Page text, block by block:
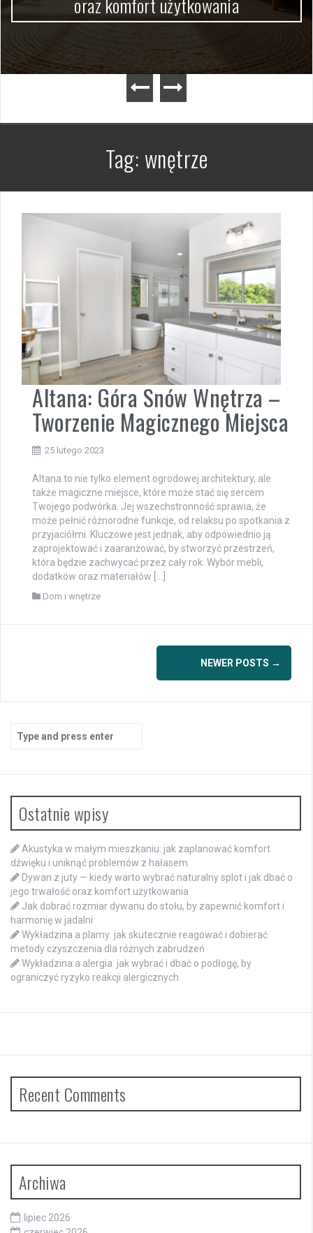
Tag: wnętrze
Altana: Góra Snów Wnętrza –
Tworzenie Magicznego Miejsca
25 lutego 2023
Altana to nie tylko element ogrodowej architektury, ale
także magiczne miejsce, które może stać się sercem
Twojego podwórka. Jej wszechstronność sprawia, że
może pełnić różnorodne funkcje, od relaksu po spotkania z
przyjaciółmi. Kluczowe jest jednak, aby odpowiednio ją
zaprojektować i zaaranżować, by stworzyć przestrzeń,
która będzie zachwycać przez cały rok. Wybór mebli,
dodatków oraz materiałów […]
Dom i wnętrze
NEWER POSTS →
Search
for:
Ostatnie wpisy
Akustyka w małym mieszkaniu: jak zaplanować komfort
dźwięku i uniknąć problemów z hałasem
Dywan z juty — kiedy warto wybrać naturalny splot i jak dbać o
jego trwałość oraz komfort użytkowania
Jak dobrać rozmiar dywanu do stołu, by zapewnić komfort i
harmonię w jadalni
Wykładzina a plamy: jak skutecznie reagować i dobierać
metody czyszczenia dla różnych zabrudzeń
Wykładzina a alergia: jak wybrać i dbać o podłogę, by
ograniczyć ryzyko reakcji alergicznych
Recent Comments
Archiwa
lipiec 2026